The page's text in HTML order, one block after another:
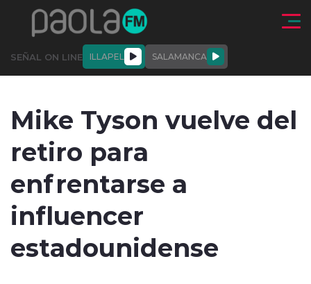
Click acá para ir directamente al contenido
SEÑAL ON LINE ILLAPEL SALAMANCA
ACTUALIDAD SOMOS
modo claro
Mike Tyson vuelve del
retiro para
enfrentarse a
influencer
estadounidense